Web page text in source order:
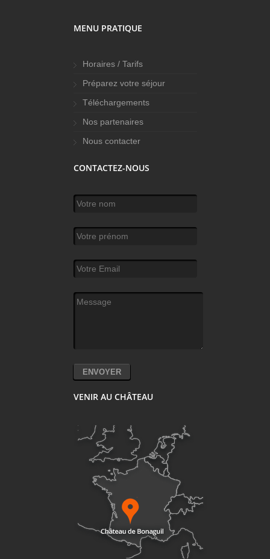
MENU PRATIQUE
Horaires / Tarifs
Préparez votre séjour
Téléchargements
Nos partenaires
Nous contacter
CONTACTEZ-NOUS
Votre nom
Votre prénom
Votre Email
Message
VENIR AU CHÂTEAU